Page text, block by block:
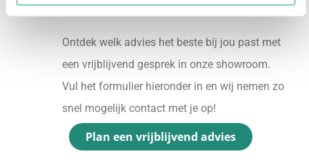
✓ Advies van onze woonspecialist
Ontdek welk advies het beste bij jou past met
een vrijblijvend gesprek in onze showroom.
Vul het formulier hieronder in en wij nemen zo
snel mogelijk contact met je op!
Plan een vrijblijvend advies